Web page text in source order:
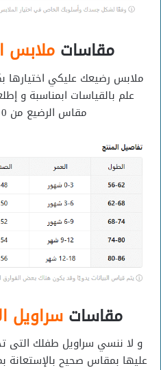
مقاسات ملابس
ملابس رضيعك عليكي
علم بالقياسات ابمناسبة و
مقاس الرضيع من 0 و حتى 12 شهر.
مقاسات سراويل
و لا ننسي سراويل طفلك التى
عليها بمقاس صحيح بالإستعانة